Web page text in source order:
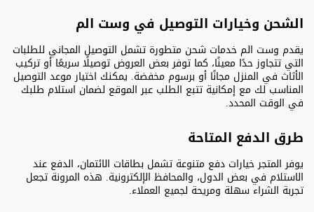
الشحن وخيارات التوصيل في وست الم
يقدم وست الم خدمات شحن متطورة تشمل التوصيل المجاني للطلبات
التي تتجاوز حدًا معينًا، كما توفر بعض العروض توصيلًا سريعًا أو تركيب
الأثاث في المنزل مجانًا أو برسوم مخفضة. يمكنك اختيار موعد التوصيل
المناسب لك مع إمكانية تتبع الطلب عبر الموقع لضمان استلام طلبك
في الوقت المحدد.
طرق الدفع المتاحة
يوفر المتجر خيارات دفع متنوعة تشمل بطاقات الائتمان، الدفع عند
الاستلام في بعض الدول، والمحافظ الإلكترونية. هذه المرونة تجعل
تجربة الشراء سهلة ومريحة لجميع العملاء.